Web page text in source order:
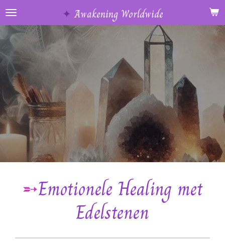
Ga
direct
naar
de
hoofdinhoud
✦ Awakening Worldwide
➵Emotionele Healing met
Edelstenen